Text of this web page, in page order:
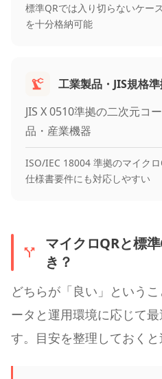
標準QRでは入り切らないケー
を十分格納可能
工業製品・JIS規格
JIS X 0510準拠の二次元コ
品・産業機器
ISO/IEC 18004 準拠のマイクロ
仕様書要件にも対応しやすい
マイクロQRと標
き？
どちらが「良い」という
ータと運用環境に応じて
す。目安を整理しておくと